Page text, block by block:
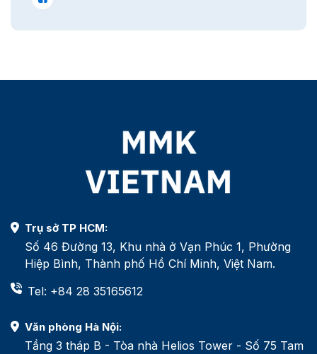
Trụ sở TP HCM:
Số 46 Đường 13, Khu nhà ở Vạn Phúc 1, Phường
Hiệp Bình, Thành phố Hồ Chí Minh, Việt Nam.
Tel: +84 28 35165612
Văn phòng Hà Nội:
Tầng 3 tháp B - Tòa nhà Helios Tower - Số 75 Tam